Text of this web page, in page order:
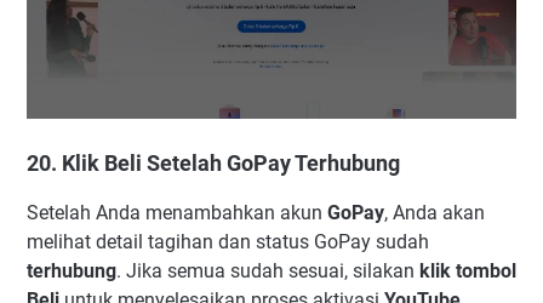
20. Klik Beli Setelah GoPay Terhubung
Setelah Anda menambahkan akun GoPay, Anda akan
melihat detail tagihan dan status GoPay sudah
terhubung. Jika semua sudah sesuai, silakan klik tombol